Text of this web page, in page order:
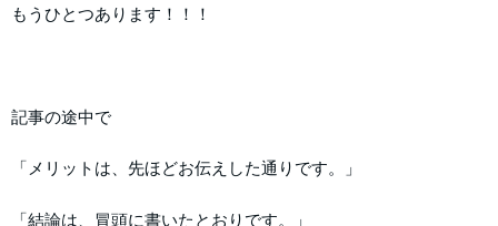
もうひとつあります！！！
記事の途中で
「メリットは、先ほどお伝えした通りです。」
「結論は、冒頭に書いたとおりです。」